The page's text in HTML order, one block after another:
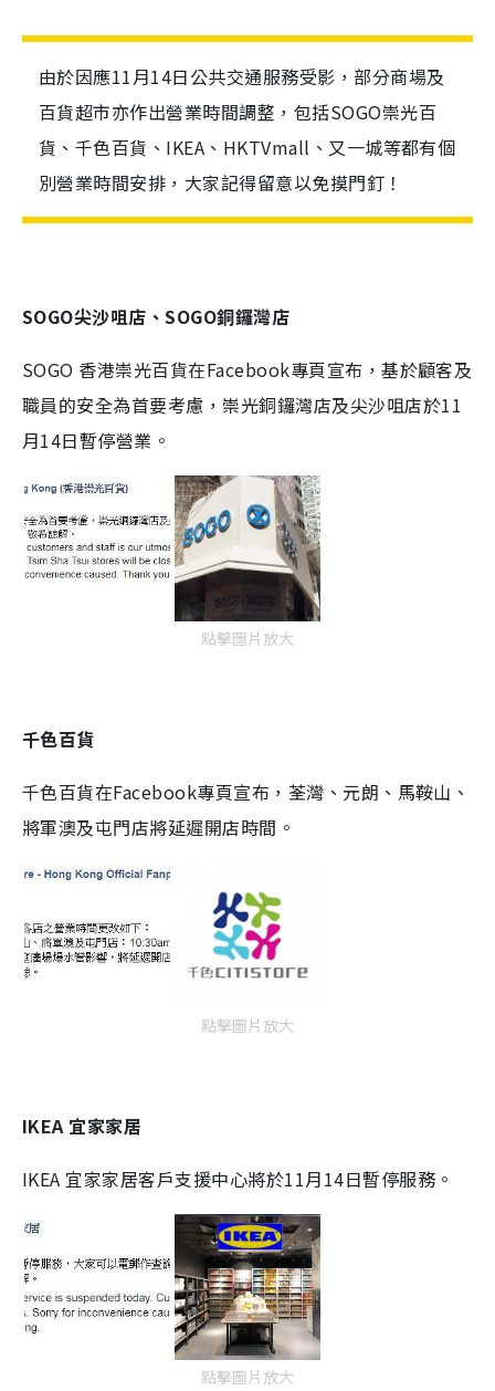
由於因應11月14日公共交通服務受影，部分商場及
百貨超市亦作出營業時間調整，包括SOGO崇光百
貨、千色百貨、IKEA、HKTVmall、又一城等都有個
別營業時間安排，大家記得留意以免摸門釘！
SOGO尖沙咀店、SOGO銅鑼灣店
SOGO 香港崇光百貨在Facebook專頁宣布，基於顧客及
職員的安全為首要考慮，崇光銅鑼灣店及尖沙咀店於11
月14日暫停營業。
點擊圖片放大
千色百貨
千色百貨在Facebook專頁宣布， 荃灣、元朗、馬鞍山、
將軍澳及屯門店將延遲開店時間。
點擊圖片放大
IKEA 宜家家居
IKEA 宜家家居客戶支援中心將於11月14日暫停服務。
點擊圖片放大